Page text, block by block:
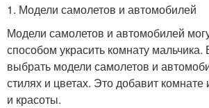
1. Модели самолетов и автомобилей
Модели самолетов и автомобилей
способом украсить комнату
выбрать модели самолетов и
стилях и цветах. Это добавит комнате
и красоты.